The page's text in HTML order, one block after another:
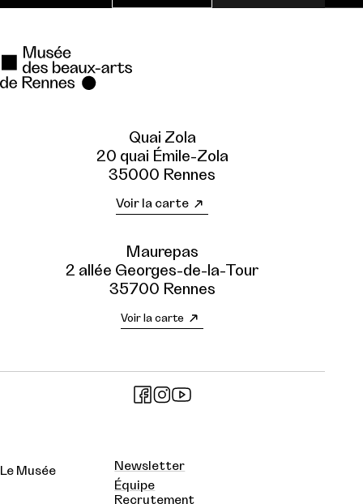
Quai Zola
20 quai Émile-Zola
35000 Rennes
Voir la carte
Maurepas
2 allée Georges-de-la-Tour
35700 Rennes
Voir la carte
Le Musée
Newsletter
Équipe
Recrutement